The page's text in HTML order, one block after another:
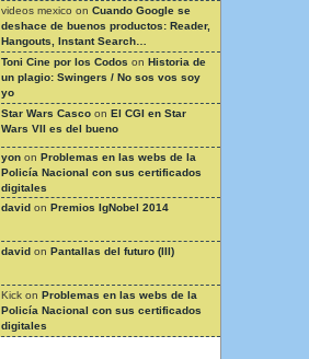
videos mexico on Cuando Google se
deshace de buenos productos: Reader,
Hangouts, Instant Search…
Toni Cine por los Codos on Historia de
un plagio: Swingers / No sos vos soy
yo
Star Wars Casco on El CGI en Star
Wars VII es del bueno
yon on Problemas en las webs de la
Policía Nacional con sus certificados
digitales
david on Premios IgNobel 2014
david on Pantallas del futuro (III)
Kick on Problemas en las webs de la
Policía Nacional con sus certificados
digitales